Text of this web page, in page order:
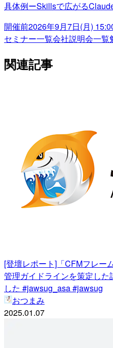
具体例ーSkillsで広がる
開催前2026年9月7日(月)
セミナー一覧会社説明会一覧
関連記事
[登壇レポート]「CFMフレー
管理ガイドラインを策定した
した #jawsug_asa #jawsug
おつまみ
2025.01.07